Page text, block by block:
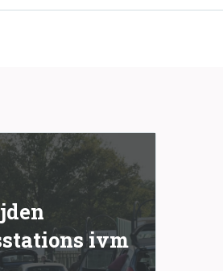
ivm